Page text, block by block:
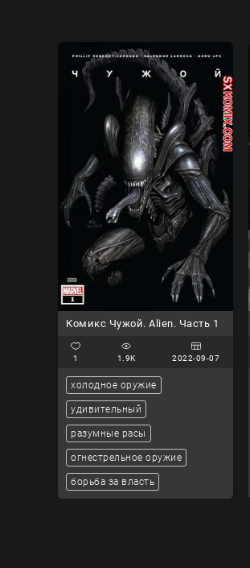
Комикс Чужой. Alien. Часть 1
1 1.9K 2022-09-07
холодное оружие
удивительный
разумные расы
огнестрельное оружие
борьба за власть